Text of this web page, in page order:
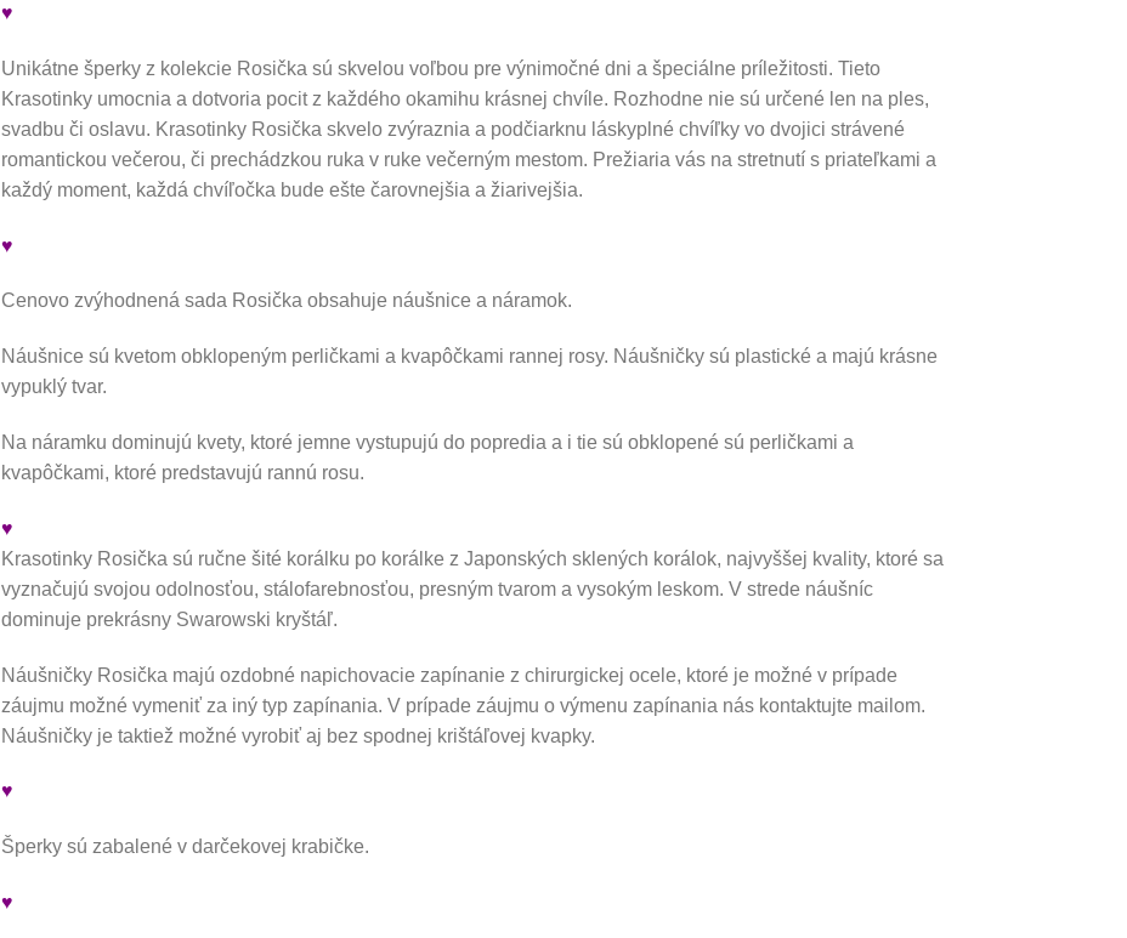
♥
Unikátne šperky z kolekcie Rosička sú skvelou voľbou pre výnimočné dni a špeciálne príležitosti. Tieto
Krasotinky umocnia a dotvoria pocit z každého okamihu krásnej chvíle. Rozhodne nie sú určené len na ples,
svadbu či oslavu. Krasotinky Rosička skvelo zvýraznia a podčiarknu láskyplné chvíľky vo dvojici strávené
romantickou večerou, či prechádzkou ruka v ruke večerným mestom. Prežiaria vás na stretnutí s priateľkami a
každý moment, každá chvíľočka bude ešte čarovnejšia a žiarivejšia.
♥
Cenovo zvýhodnená sada Rosička obsahuje náušnice a náramok.
Náušnice sú kvetom obklopeným perličkami a kvapôčkami rannej rosy. Náušničky sú plastické a majú krásne
vypuklý tvar.
Na náramku dominujú kvety, ktoré jemne vystupujú do popredia a i tie sú obklopené sú perličkami a
kvapôčkami, ktoré predstavujú rannú rosu.
♥
Krasotinky Rosička sú ručne šité korálku po korálke z Japonských sklených korálok, najvyššej kvality, ktoré sa
vyznačujú svojou odolnosťou, stálofarebnosťou, presným tvarom a vysokým leskom. V strede náušníc
dominuje prekrásny Swarowski kryštáľ.
Náušničky Rosička majú ozdobné napichovacie zapínanie z chirurgickej ocele, ktoré je možné v prípade
záujmu možné vymeniť za iný typ zapínania. V prípade záujmu o výmenu zapínania nás kontaktujte mailom.
Náušničky je taktiež možné vyrobiť aj bez spodnej krištáľovej kvapky.
♥
Šperky sú zabalené v darčekovej krabičke.
♥